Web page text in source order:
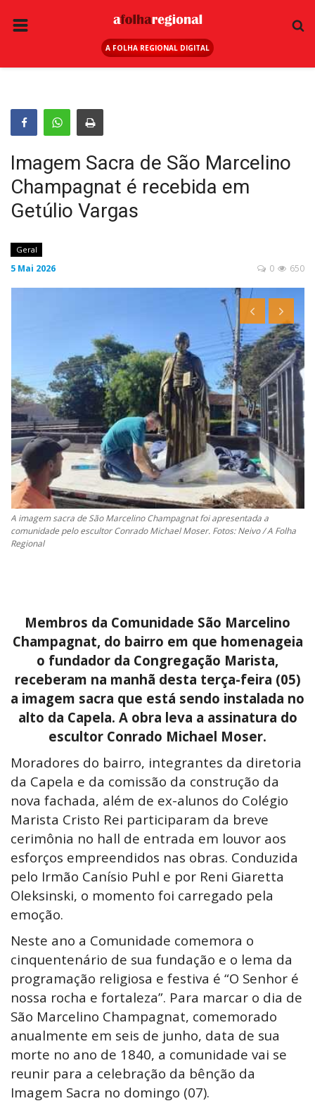
A FOLHA REGIONAL DIGITAL
ANUNCIE AQUI
ESPORTE
REGIÃO
SAÚDE
EDUCAÇÃO
SEGURANÇA
GERAL
A FOLHA REGIONAL DIGITAL
Imagem Sacra de São Marcelino
Champagnat é recebida em
Getúlio Vargas
Geral
5 Mai 2026 650
0
A imagem sacra de São Marcelino Champagnat foi apresentada a
comunidade pelo escultor Conrado Michael Moser. Fotos: Neivo / A Folha
Regional
Membros da Comunidade São Marcelino
Champagnat, do bairro em que homenageia
o fundador da Congregação Marista,
receberam na manhã desta terça-feira (05)
a imagem sacra que está sendo instalada no
alto da Capela. A obra leva a assinatura do
escultor Conrado Michael Moser.
Moradores do bairro, integrantes da diretoria
da Capela e da comissão da construção da
nova fachada, além de ex-alunos do Colégio
Marista Cristo Rei participaram da breve
cerimônia no hall de entrada em louvor aos
esforços empreendidos nas obras. Conduzida
pelo Irmão Canísio Puhl e por Reni Giaretta
Oleksinski, o momento foi carregado pela
emoção.
Neste ano a Comunidade comemora o
cinquentenário de sua fundação e o lema da
programação religiosa e festiva é “O Senhor é
nossa rocha e fortaleza”. Para marcar o dia de
São Marcelino Champagnat, comemorado
anualmente em seis de junho, data de sua
morte no ano de 1840, a comunidade vai se
reunir para a celebração da bênção da
Imagem Sacra​ no domingo (07).